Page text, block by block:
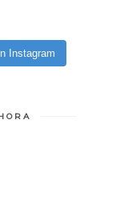
Instagram